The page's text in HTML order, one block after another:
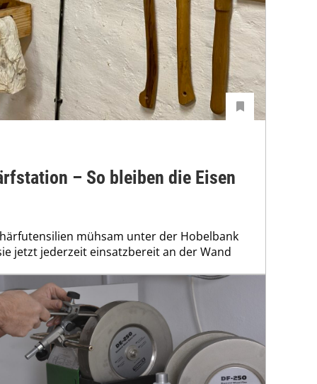
– So bleiben die Eisen
mühsam unter der Hobelbank
jetzt jederzeit einsatzbereit an der Wand